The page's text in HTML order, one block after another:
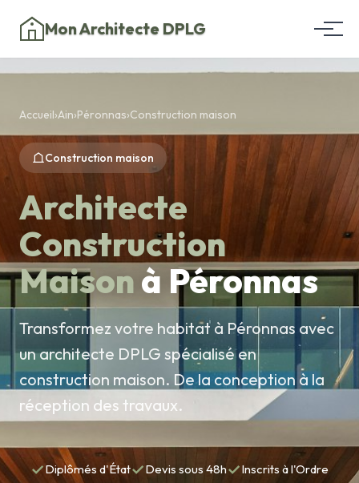
Mon Architecte DPLG
Accueil›Ain›Péronnas›Construction maison
Construction maison
Architecte
Construction
Maisonà Péronnas
Transformez votre habitat à Péronnas avec
un architecte DPLG spécialisé en
construction maison. De la conception à la
réception des travaux.
✓Diplômés d'État✓Devis sous 48h✓Inscrits à l'Ordre